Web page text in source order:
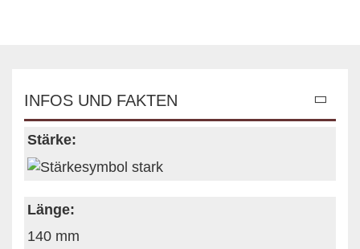
INFOS UND FAKTEN
Stärke:
Länge:
140 mm